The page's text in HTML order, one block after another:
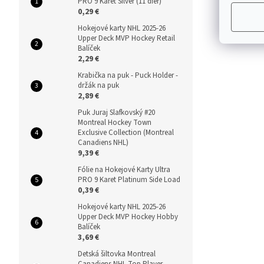
0,29 €
Hokejové karty NHL 2025-26
Upper Deck MVP Hockey Retail
Balíček
2,29 €
Krabička na puk - Puck Holder -
držák na puk
2,89 €
Puk Juraj Slafkovský #20
Montreal Hockey Town
Exclusive Collection (Montreal
Canadiens NHL)
9,39 €
Fólie na Hokejové Karty Ultra
PRO 9 Karet Platinum Side Load
0,39 €
Hokejové karty NHL 2025-26
Upper Deck MVP Hockey Hobby
Balíček
3,69 €
Detská šiltovka Montreal